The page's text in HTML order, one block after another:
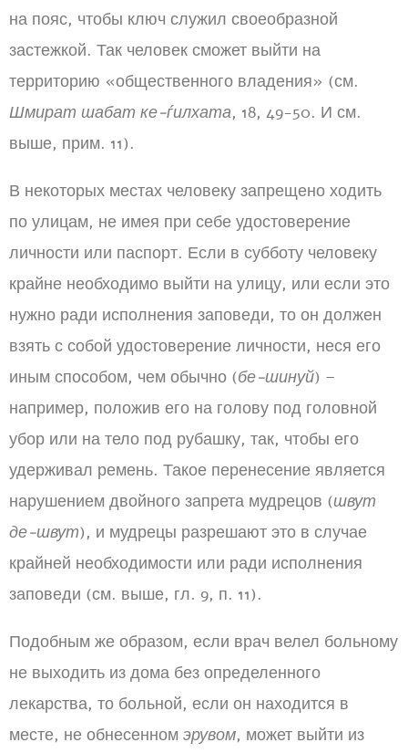
на пояс, чтобы ключ служил своеобразной
застежкой. Так человек сможет выйти на
территорию «общественного владения» (см.
Шмират шабат ке-ѓилхата, 18, 49-50. И см.
выше, прим. 11).
В некоторых местах человеку запрещено ходить
по улицам, не имея при себе удостоверение
личности или паспорт. Если в субботу человеку
крайне необходимо выйти на улицу, или если это
нужно ради исполнения заповеди, то он должен
взять с собой удостоверение личности, неся его
иным способом, чем обычно (бе-шинуй) –
например, положив его на голову под головной
убор или на тело под рубашку, так, чтобы его
удерживал ремень. Такое перенесение является
нарушением двойного запрета мудрецов (швут
де-швут), и мудрецы разрешают это в случае
крайней необходимости или ради исполнения
заповеди (см. выше, гл. 9, п. 11).
Подобным же образом, если врач велел больному
не выходить из дома без определенного
лекарства, то больной, если он находится в
месте, не обнесенном эрувом, может выйти из